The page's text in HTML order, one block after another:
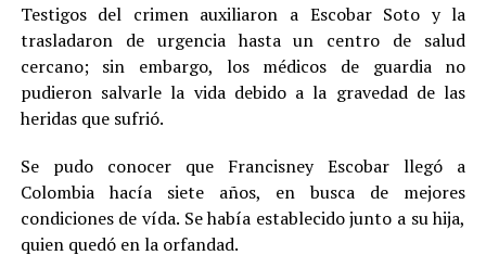
Testigos del crimen auxiliaron a Escobar Soto y la
trasladaron de urgencia hasta un centro de salud
cercano; sin embargo, los médicos de guardia no
pudieron salvarle la vida debido a la gravedad de las
heridas que sufrió.
Se pudo conocer que Francisney Escobar llegó a
Colombia hacía siete años, en busca de mejores
condiciones de vída. Se había establecido junto a su hija,
quien quedó en la orfandad.